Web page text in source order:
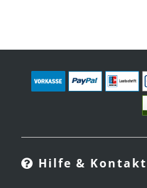
Hilfe & Kontakt